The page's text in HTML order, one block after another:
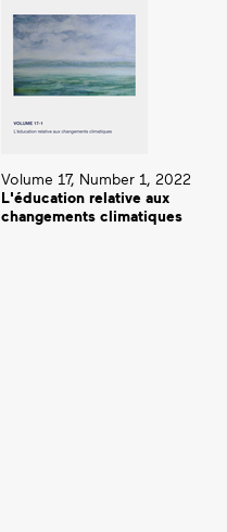
Volume 17, Number 1, 2022
L'éducation relative aux
changements climatiques